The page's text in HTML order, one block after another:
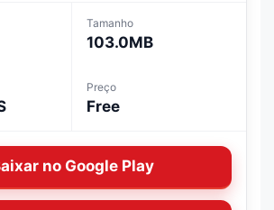
Tamanho
103.0MB
Preço
Free
no Google Play